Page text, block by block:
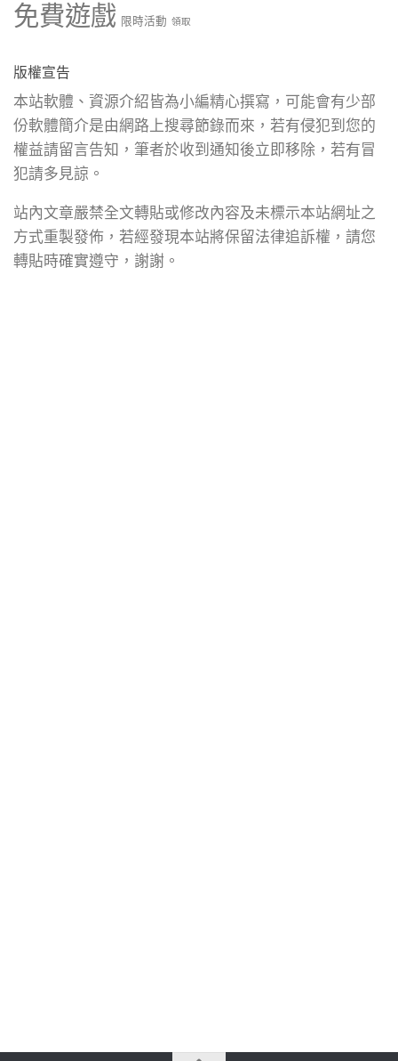
免費遊戲 限時活動 領取
版權宣告
本站軟體、資源介紹皆為小編精心撰寫，可能會有少部
份軟體簡介是由網路上搜尋節錄而來，若有侵犯到您的
權益請留言告知，筆者於收到通知後立即移除，若有冒
犯請多見諒。
站內文章嚴禁全文轉貼或修改內容及未標示本站網址之
方式重製發佈，若經發現本站將保留法律追訴權，請您
轉貼時確實遵守，謝謝。